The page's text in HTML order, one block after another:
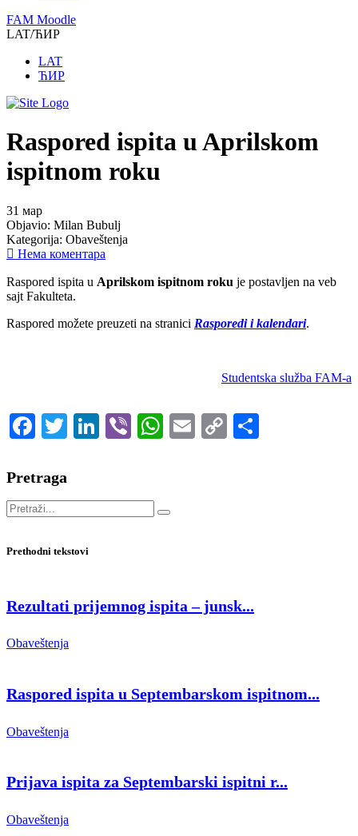
FAM Moodle
LAT/ЋИР
LAT
ЋИР
Raspored ispita u Aprilskom
ispitnom roku
31 мар
Objavio: Milan Bubulj
Kategorija: Obaveštenja
Нема коментара
Raspored ispita u Aprilskom ispitnom roku je postavljen na veb
sajt Fakulteta.
Raspored možete preuzeti na stranici Rasporedi i kalendari.
Studentska služba FAM-a
Facebook
TwitterLinkedIn
ViberWhatsApp
EmailCopy
Pretraga
Prethodni tekstovi
Rezultati prijemnog ispita – junsk...
Obaveštenja
Raspored ispita u Septembarskom ispitnom...
Obaveštenja
Prijava ispita za Septembarski ispitni r...
Obaveštenja